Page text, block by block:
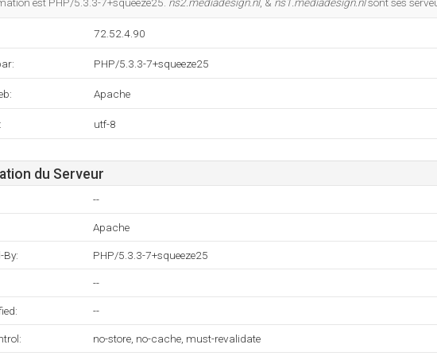
72.52.4.90
PHP/5.3.3-7+squeeze25
Apache
utf-8
du Serveur
--
Apache
By: PHP/5.3.3-7+squeeze25
--
--
no-store, no-cache, must-revalidate